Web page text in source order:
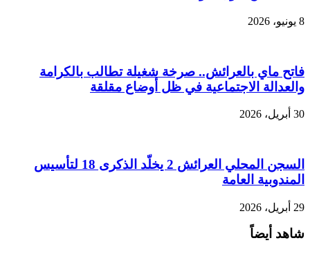
8 يونيو، 2026
فاتح ماي بالعرائش.. صرخة شغيلة تطالب بالكرامة
والعدالة الاجتماعية في ظل أوضاع مقلقة
30 أبريل، 2026
السجن المحلي العرائش 2 يخلّد الذكرى 18 لتأسيس
المندوبية العامة
29 أبريل، 2026
شاهد أيضاً